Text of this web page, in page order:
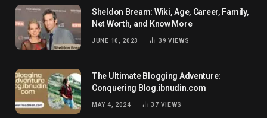
Sheldon Bream: Wiki, Age, Career, Family,
Net Worth, and Know More
JUNE 10, 2023 39 VIEWS
The Ultimate Blogging Adventure:
Conquering Blog.ibnudin.com
MAY 4, 2024 37 VIEWS